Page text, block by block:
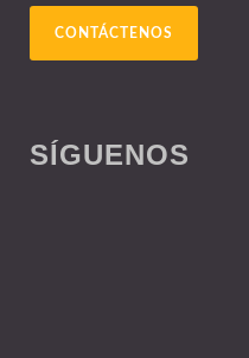
CONTÁCTENOS
SÍGUENOS